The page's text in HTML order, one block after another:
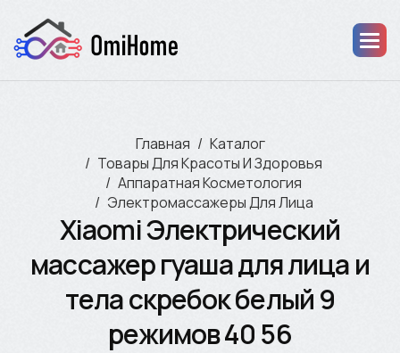
Главная
Каталог
Товары Для Красоты И Здоровья
Аппаратная Косметология
Электромассажеры Для Лица
Xiaomi Электрический
массажер гуаша для лица и
тела скребок белый 9
режимов 40 56